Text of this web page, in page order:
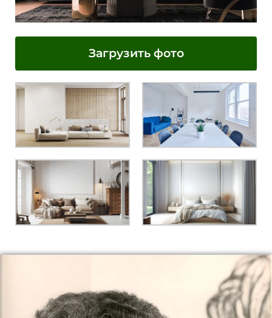
Загрузить фото